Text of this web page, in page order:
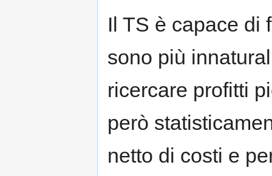
Il TS è capace di
sono più
ricercare profitti
però
netto di costi e